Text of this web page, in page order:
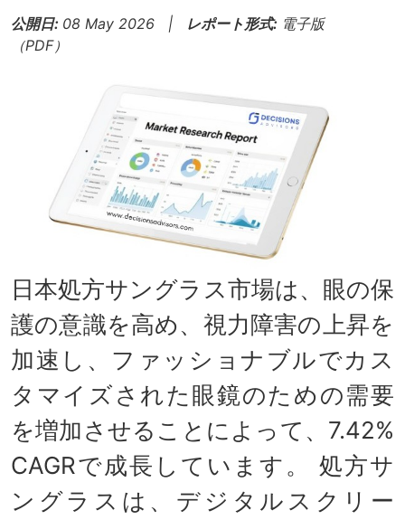
公開日: 08 May 2026 | レポート形式: 電子版
（PDF）
日本処方サングラス市場は、眼の保
護の意識を高め、視力障害の上昇を
加速し、ファッショナブルでカス
タマイズされた眼鏡のための需要
を増加させることによって、7.42%
CAGRで成長しています。 処方サ
ングラスは、デジタルスクリー